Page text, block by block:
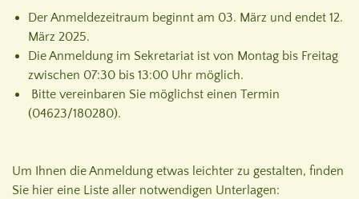
Der Anmeldezeitraum beginnt am 03. März und endet 12.
März 2025.
Die Anmeldung im Sekretariat ist von Montag bis Freitag
zwischen 07:30 bis 13:00 Uhr möglich.
Bitte vereinbaren Sie möglichst einen Termin
(04623/180280).
Um Ihnen die Anmeldung etwas leichter zu gestalten, finden
Sie hier eine Liste aller notwendigen Unterlagen: